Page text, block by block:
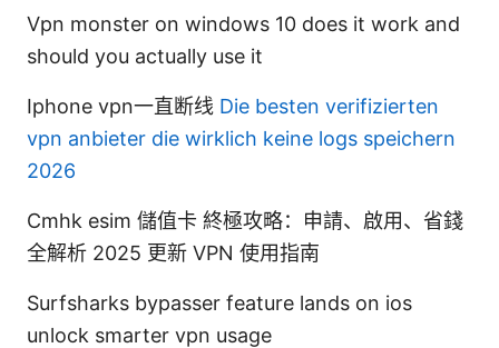
Vpn monster on windows 10 does it work and
should you actually use it
Iphone vpn一直断线 Die besten verifizierten
vpn anbieter die wirklich keine logs speichern
2026
Cmhk esim 儲值卡 終極攻略：申請、啟用、省錢
全解析 2025 更新 VPN 使用指南
Surfsharks bypasser feature lands on ios
unlock smarter vpn usage